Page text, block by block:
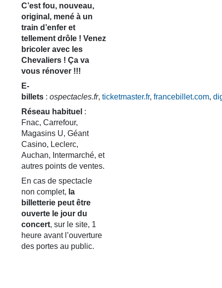
C’est fou, nouveau,
original, mené à un
train d’enfer et
tellement drôle ! Venez
bricoler avec les
Chevaliers ! Ça va
vous rénover !!!
E-
billets : ospectacles.fr, ticketmaster.fr, francebillet.com,
Réseau habituel :
Fnac, Carrefour,
Magasins U, Géant
Casino, Leclerc,
Auchan, Intermarché, et
autres points de ventes.
En cas de spectacle
non complet, la
billetterie peut être
ouverte le jour du
concert, sur le site, 1
heure avant l’ouverture
des portes au public.